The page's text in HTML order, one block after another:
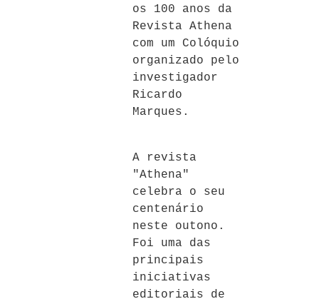
os 100 anos da
Revista Athena
com um Colóquio
organizado pelo
investigador
Ricardo
Marques.
A revista
"Athena"
celebra o seu
centenário
neste outono.
Foi uma das
principais
iniciativas
editoriais de